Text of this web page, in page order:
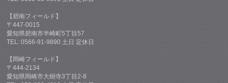
【碧南フィールド】
〒447-0015
愛知県碧南市半崎町5丁目57
TEL: 0566-91-9890 土日 定休日
【岡崎フィールド】
〒444-2134
愛知県岡崎市大樹寺3丁目2-8